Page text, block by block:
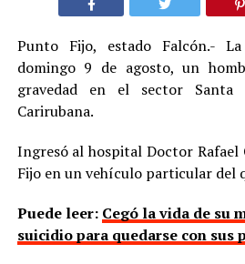
Punto Fijo, estado Falcón.-
domingo 9 de agosto, un
gravedad en el sector Santa
Carirubana.
Ingresó al hospital Doctor Rafael
Fijo en un vehículo particular del
Puede leer: Cegó la vida de su
suicidio para quedarse con sus